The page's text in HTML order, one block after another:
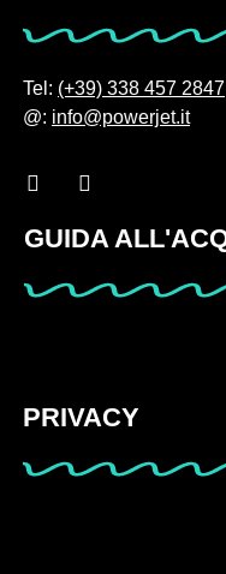
Tel: (+39) 338 457 2847
@: info@powerjet.it
GUIDA
PRIVACY